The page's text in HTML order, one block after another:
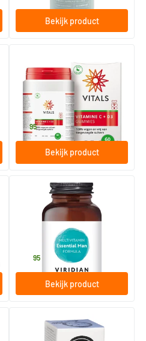
Bekijk product
Vitamine C + D3 gummies
60 gummies
Vitals
19.95
Bekijk product
Essential Male Multi
60 vegicaps
95
Bekijk product
(2)
Royal Green Multi Man